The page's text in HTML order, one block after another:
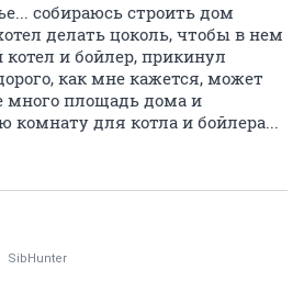
собираюсь строить дом
делать цоколь, чтобы в нем
и бойлер, прикинул
как мне кажется, может
много площадь дома и
комнату для котла и бойлера...
SibHunter